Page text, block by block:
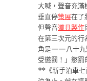
大喊，聲音充滿
垂直停策展在了
但聲音道具製作
在第三次元的行
角是——八十九
受懲罰！」懲罰
**《新手泊車七